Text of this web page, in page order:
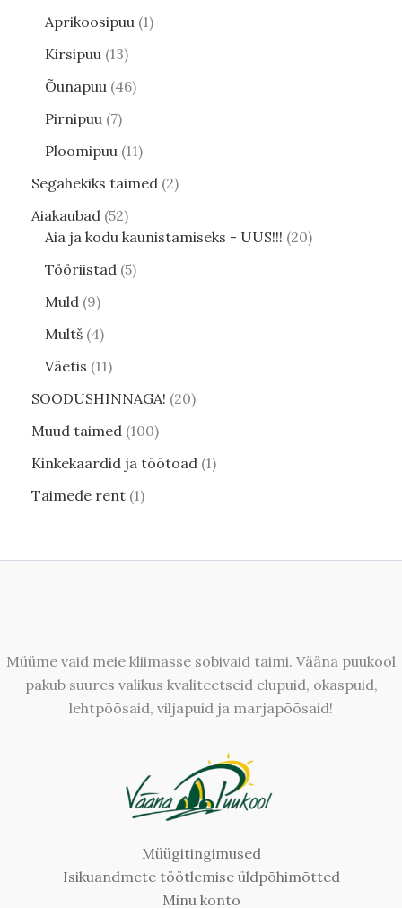
Aprikoosipuu 1
Kirsipuu 13
Õunapuu 46
Pirnipuu 7
Ploomipuu 11
Segahekiks taimed 2
Aiakaubad 52
Aia ja kodu kaunistamiseks - UUS!!! 20
Tööriistad 5
Muld 9
Multš 4
Väetis 11
SOODUSHINNAGA! 20
Muud taimed 100
Kinkekaardid ja töötoad 1
Taimede rent 1
Müüme vaid meie kliimasse sobivaid taimi. Vääna puukool
pakub suures valikus kvaliteetseid elupuid, okaspuid,
lehtpõõsaid, viljapuid ja marjapõõsaid!
Müügitingimused
Isikuandmete töötlemise üldpõhimõtted
Minu konto